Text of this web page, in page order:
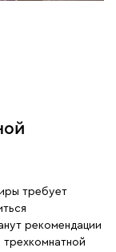
требует
рекомендации